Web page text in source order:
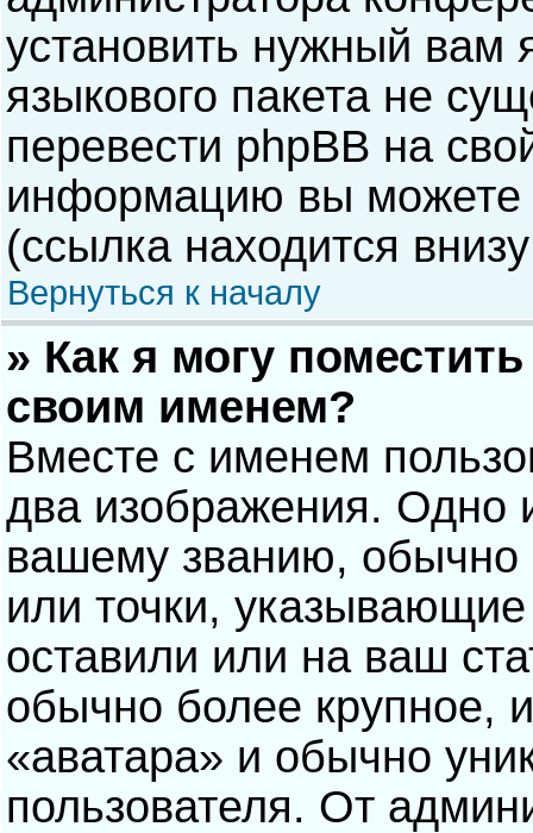
установить нужный вам
языкового пакета не
перевести phpBB на
информацию вы можете
(ссылка находится
Вернуться к началу
» Как я могу
своим именем?
Вместе с именем
два изображения. Одно
вашему званию, обычно
или точки,
оставили или на ваш
обычно более крупное,
«аватара» и обычно
пользователя. От